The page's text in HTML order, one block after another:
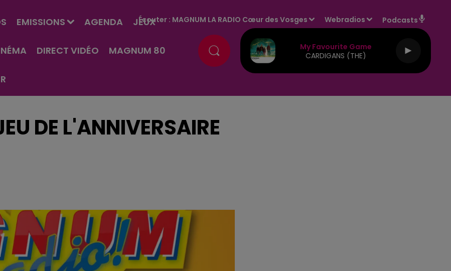
EMISSIONS AGENDA JEUX
DIRECT VIDÉO MAGNUM 80
Écouter : MAGNUM LA RADIO Cœur des Vosges Webradios Podcasts
My Favourite Game
CARDIGANS (THE)
DE L'ANNIVERSAIRE